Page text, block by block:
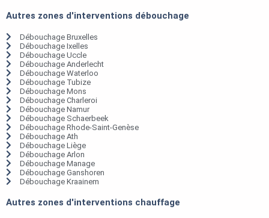
Autres zones d'interventions débouchage
Débouchage Bruxelles
Débouchage Ixelles
Débouchage Uccle
Débouchage Anderlecht
Débouchage Waterloo
Débouchage Tubize
Débouchage Mons
Débouchage Charleroi
Débouchage Namur
Débouchage Schaerbeek
Débouchage Rhode-Saint-Genèse
Débouchage Ath
Débouchage Liège
Débouchage Arlon
Débouchage Manage
Débouchage Ganshoren
Débouchage Kraainem
Autres zones d'interventions chauffage